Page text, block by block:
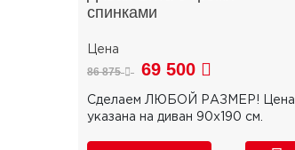
спинками
86 875 69 500
Сделаем ЛЮБОЙ РАЗМЕР! Цена
указана на диван 90х190 см.